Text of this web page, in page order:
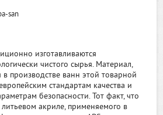
san
изготавливаются
чистого сырья. Материал,
в производстве ванн этой товарной
стандартам качества и
безопасности. Тот факт, что
акриле, применяемого в